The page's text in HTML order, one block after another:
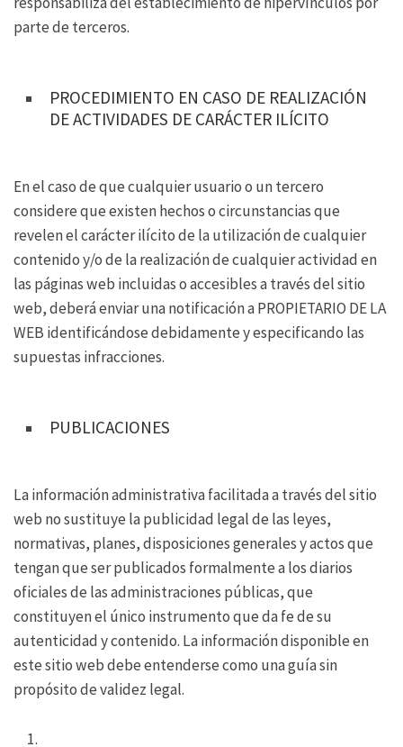
parte de terceros.
PROCEDIMIENTO EN CASO DE REALIZACIÓN
DE ACTIVIDADES DE CARÁCTER ILÍCITO
En el caso de que cualquier usuario o un tercero
considere que existen hechos o circunstancias que
revelen el carácter ilícito de la utilización de cualquier
contenido y/o de la realización de cualquier actividad en
las páginas web incluidas o accesibles a través del sitio
web, deberá enviar una notificación a PROPIETARIO DE LA
WEB identificándose debidamente y especificando las
supuestas infracciones.
PUBLICACIONES
La información administrativa facilitada a través del sitio
web no sustituye la publicidad legal de las leyes,
normativas, planes, disposiciones generales y actos que
tengan que ser publicados formalmente a los diarios
oficiales de las administraciones públicas, que
constituyen el único instrumento que da fe de su
autenticidad y contenido. La información disponible en
este sitio web debe entenderse como una guía sin
propósito de validez legal.